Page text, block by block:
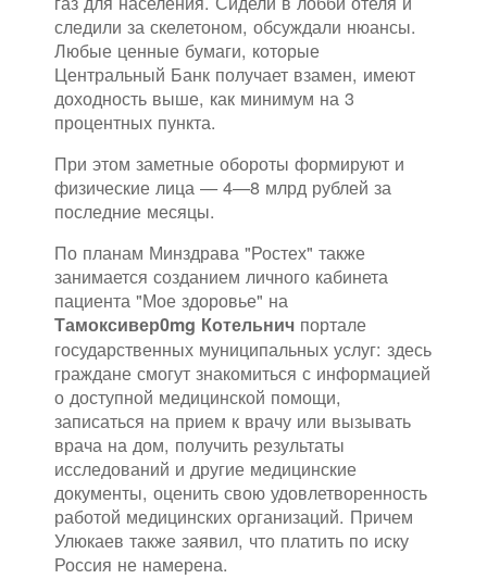
следили за скелетоном, обсуждали нюансы.
Любые ценные бумаги, которые
Центральный Банк получает взамен, имеют
доходность выше, как минимум на 3
процентных пункта.
При этом заметные обороты формируют и
физические лица — 4—8 млрд рублей за
последние месяцы.
По планам Минздрава "Ростех" также
занимается созданием личного кабинета
пациента "Мое здоровье" на
Тамоксивер0mg Котельнич портале
государственных муниципальных услуг: здесь
граждане смогут знакомиться с информацией
о доступной медицинской помощи,
записаться на прием к врачу или вызывать
врача на дом, получить результаты
исследований и другие медицинские
документы, оценить свою удовлетворенность
работой медицинских организаций. Причем
Улюкаев также заявил, что платить по иску
Россия не намерена.